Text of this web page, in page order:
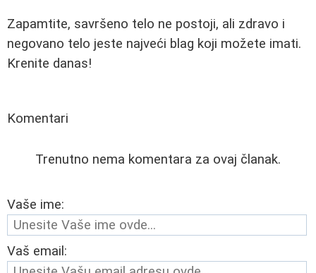
Zapamtite, savršeno telo ne postoji, ali zdravo i
negovano telo jeste najveći blag koji možete imati.
Krenite danas!
Komentari
Trenutno nema komentara za ovaj članak.
Vaše ime:
Vaš email: